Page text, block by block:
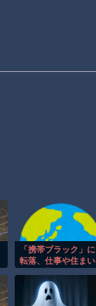
「携帯ブラック」に
転落、仕事や住まい
４００万人？生活再
建どうすれば…